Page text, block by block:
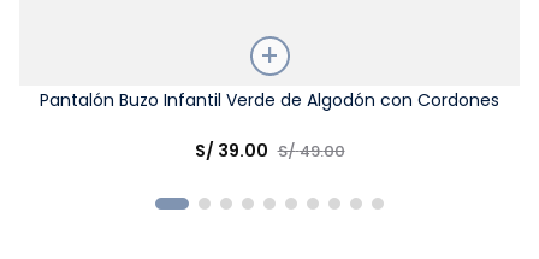
Talla
Pantalón Buzo Infantil Verde de Algodón con Cordones
S/ 39.00 S/49.00